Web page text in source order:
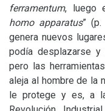
ferramentum, luego
homo apparatus”
genera nuevos
podía desplazarse y
pero las
aleja al hombre de la
le protege y es, a